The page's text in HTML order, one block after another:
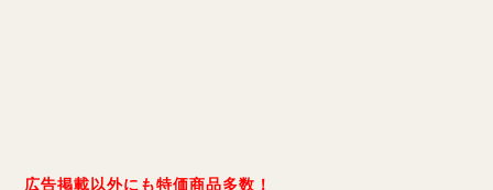
広告掲載以外にも特価商品多数！